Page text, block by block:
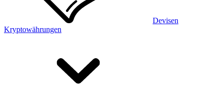
Devisen
Kryptowährungen